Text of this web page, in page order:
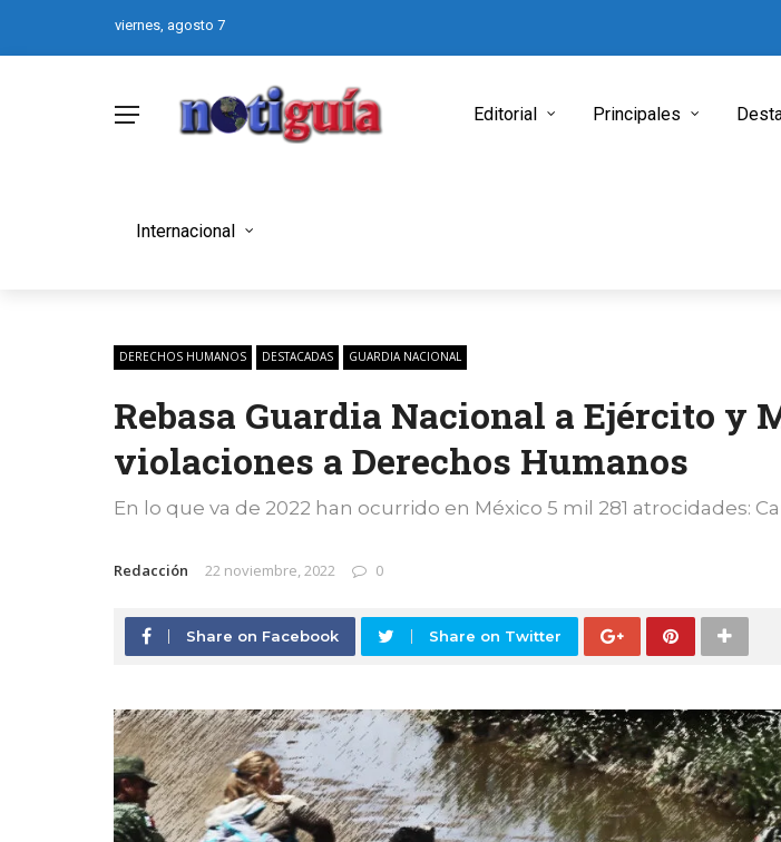
viernes, agosto 7
Editorial Principales
Internacional
DERECHOS HUMANOS DESTACADAS GUARDIA NACIONAL
Rebasa Guardia Nacional a Ejército y
violaciones a Derechos Humanos
En lo que va de 2022 han ocurrido en México 5 mil 281 atrocidades:
Redacción 22 noviembre, 2022 0
Share on Facebook Share on Twitter